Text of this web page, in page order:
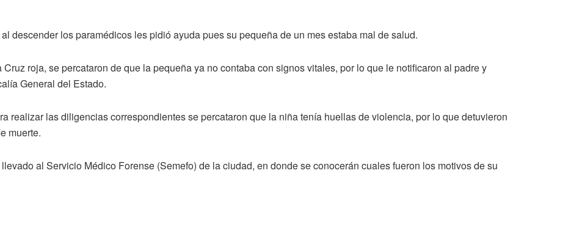
descender los paramédicos les pidió ayuda pues su pequeña de un mes estaba mal de salud.
roja, se percataron de que la pequeña ya no contaba con signos vitales, por lo que le notificaron al padre y
General del Estado.
realizar las diligencias correspondientes se percataron que la niña tenía huellas de violencia, por lo que detuvieron
muerte.
al Servicio Médico Forense (Semefo) de la ciudad, en donde se conocerán cuales fueron los motivos de su